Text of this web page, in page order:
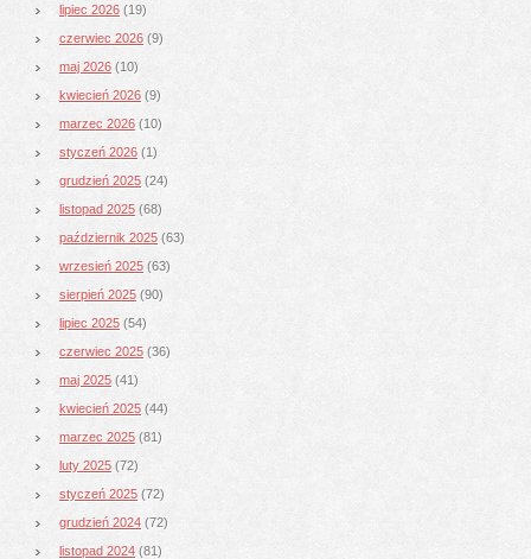
lipiec 2026 (19)
czerwiec 2026 (9)
maj 2026 (10)
kwiecień 2026 (9)
marzec 2026 (10)
styczeń 2026 (1)
grudzień 2025 (24)
listopad 2025 (68)
październik 2025 (63)
wrzesień 2025 (63)
sierpień 2025 (90)
lipiec 2025 (54)
czerwiec 2025 (36)
maj 2025 (41)
kwiecień 2025 (44)
marzec 2025 (81)
luty 2025 (72)
styczeń 2025 (72)
grudzień 2024 (72)
listopad 2024 (81)